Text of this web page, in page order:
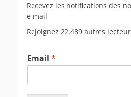
Recevez les notifications des
e-mail
Rejoignez 22.489 autres
Email *